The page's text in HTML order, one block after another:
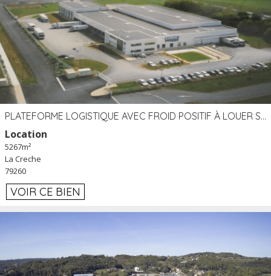
PLATEFORME LOGISTIQUE AVEC FROID POSITIF À LOUER SECTEUR NIORT (79)
Location
5267m²
La Creche
79260
VOIR CE BIEN